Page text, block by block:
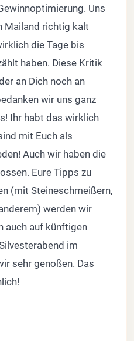
Uns
Mailand richtig kalt
die Tage bis
haben. Diese Kritik
an Dich noch an
wir uns ganz
Ihr habt das wirklich
mit Euch als
Auch wir haben die
Eure Tipps zu
(mit Steineschmeißern,
werden wir
auch auf künftigen
im
sehr genoßen. Das